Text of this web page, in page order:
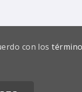
con los